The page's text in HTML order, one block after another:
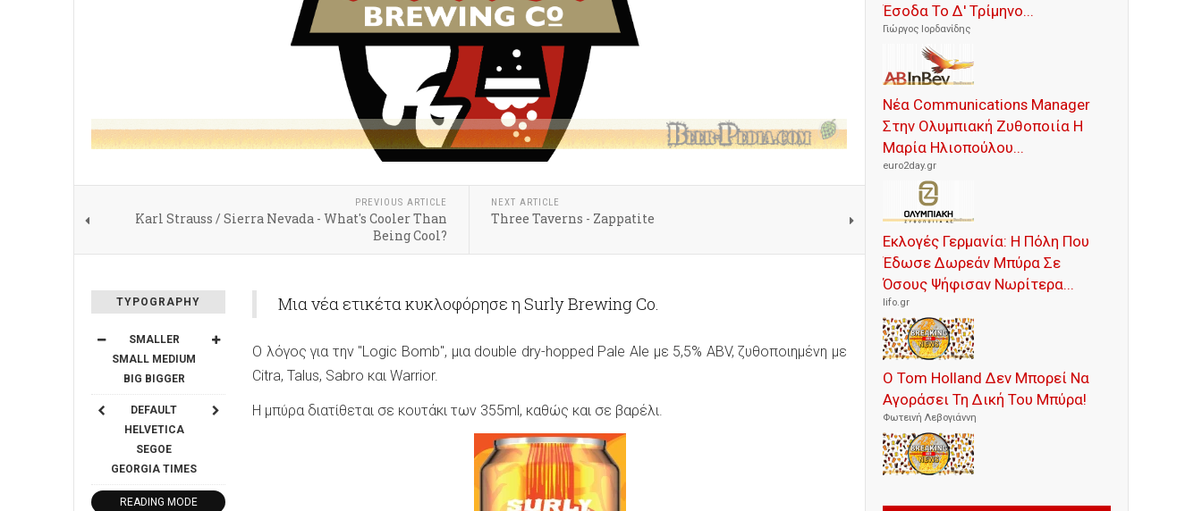
PREVIOUS ARTICLE
Karl Strauss / Sierra Nevada - What's Cooler Than
Being Cool?
NEXT ARTICLE
Three Taverns - Zappatite
TYPOGRAPHY
SMALLER
SMALL MEDIUM
BIG BIGGER
DEFAULT
HELVETICA
SEGOE
GEORGIA TIMES
READING MODE
Μια νέα ετικέτα κυκλοφόρησε η Surly Brewing Co.
Ο λόγος για την "Logic Bomb", μια double dry-hopped Pale Ale με 5,5% ABV, ζυθοποιημένη με
Citra, Talus, Sabro και Warrior.
Η μπύρα διατίθεται σε κουτάκι των 355ml, καθώς και σε βαρέλι.
Έσοδα Το Δ' Τρίμηνο...
Γιώργος Ιορδανίδης
Νέα Communications Manager
Στην Ολυμπιακή Ζυθοποιία Η
Μαρία Ηλιοπούλου...
euro2day.gr
Εκλογές Γερμανία: Η Πόλη Που
Έδωσε Δωρεάν Μπύρα Σε
Όσους Ψήφισαν Νωρίτερα...
lifo.gr
Ο Tom Holland Δεν Μπορεί Να
Αγοράσει Τη Δική Του Μπύρα!
Φωτεινή Λεβογιάννη